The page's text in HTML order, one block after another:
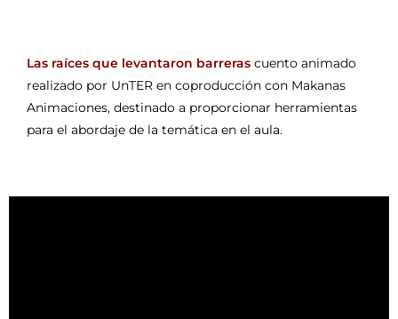
Las raíces que levantaron barreras cuento animado
realizado por UnTER en coproducción con Makanas
Animaciones, destinado a proporcionar herramientas
para el abordaje de la temática en el aula.